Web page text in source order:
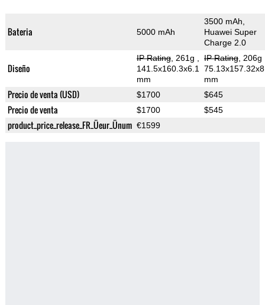
Bateria 5000 mAh
3500 mAh,
Huawei Super
Charge 2.0
Diseño
IP Rating, 261g
141.5x160.3x6.1
mm
IP Rating, 206g
mm
Precio de venta (USD) $1700 $645
Precio de venta $1700 $545
product_price_release_FR_Üeur_Ünum €1599